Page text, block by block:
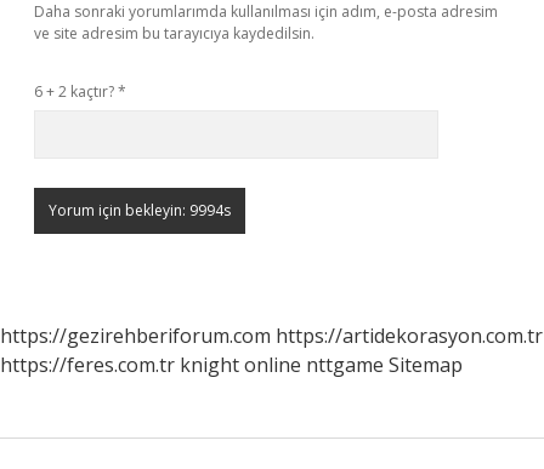
Daha sonraki yorumlarımda kullanılması için adım, e-posta adresim
ve site adresim bu tarayıcıya kaydedilsin.
6 + 2 kaçtır?*
https://gezirehberiforum.com https://artidekorasyon.com.tr
https://feres.com.tr knight online nttgame Sitemap